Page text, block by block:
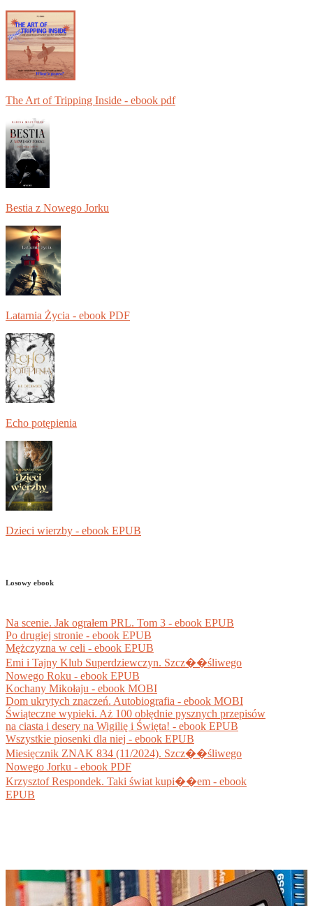
The Art of Tripping Inside - ebook pdf
Bestia z Nowego Jorku
Latarnia Życia - ebook PDF
Echo potępienia
Dzieci wierzby - ebook EPUB
Losowy ebook
Na scenie. Jak ograłem PRL. Tom 3 - ebook EPUB
Po drugiej stronie - ebook EPUB
Mężczyzna w celi - ebook EPUB
Emi i Tajny Klub Superdziewczyn. Szcz��śliwego
Nowego Roku - ebook EPUB
Kochany Mikołaju - ebook MOBI
Dom ukrytych znaczeń. Autobiografia - ebook MOBI
Świąteczne wypieki. Aż 100 obłędnie pysznych przepisów
na ciasta i desery na Wigilię i Święta! - ebook EPUB
Wszystkie piosenki dla niej - ebook EPUB
Miesięcznik ZNAK 834 (11/2024). Szcz��śliwego
Nowego Jorku - ebook PDF
Krzysztof Respondek. Taki świat kupi��em - ebook
EPUB